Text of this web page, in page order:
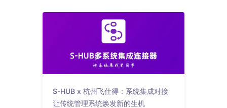
S-HUB x 杭州飞仕得：系统集成对接
让传统管理系统焕发新的生机